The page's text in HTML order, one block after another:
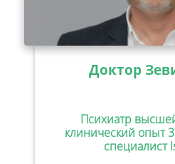
Доктор
Психиатр
клинический опыт
специалист